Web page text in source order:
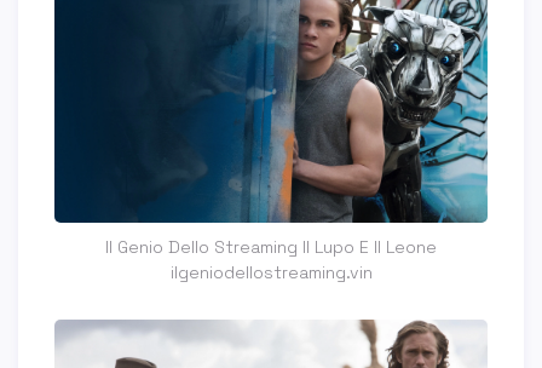
Il Genio Dello Streaming Il Lupo E Il Leone
ilgeniodellostreaming.vin